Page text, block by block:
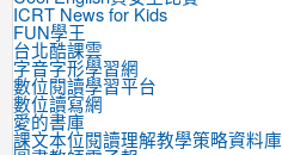
ICRT News for Kids
FUN學王
台北酷課雲
字音字形學習網
數位閱讀學習平台
數位讀寫網
愛的書庫
課文本位閱讀理解教學策略資料庫